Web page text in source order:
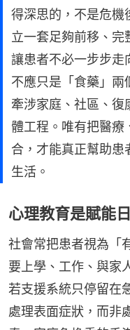
得深思的，不是危機
立一套足夠前移、完
讓患者不必一步步走
不應只是「食藥」兩
牽涉家庭、社區、復
體工程。唯有把醫療
合，才能真正幫助患
生活。
心理教育是賦能
社會常把患者視為「
要上學、工作、與家
若支援系統只停留在
處理表面症狀，而非